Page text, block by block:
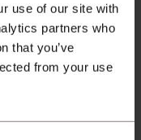
use of our site with
partners who
that you’ve
from your use